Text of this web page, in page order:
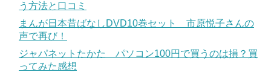
う方法と口コミ
まんが日本昔ばなしDVD10巻セット 市原悦子さんの
声で再び！
ジャパネットたかた パソコン100円で買うのは損？買
ってみた感想